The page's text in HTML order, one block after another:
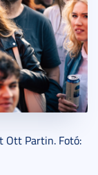
Ott Partin. Fotó: